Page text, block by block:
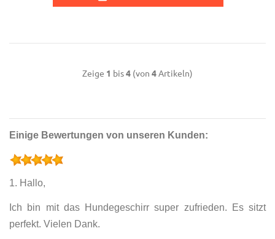
Zeige 1 bis4 (von 4Artikeln)
Einige Bewertungen von unseren Kunden:
1. Hallo,
Ich bin mit das Hundegeschirr super zufrieden. Es sitzt
perfekt. Vielen Dank.